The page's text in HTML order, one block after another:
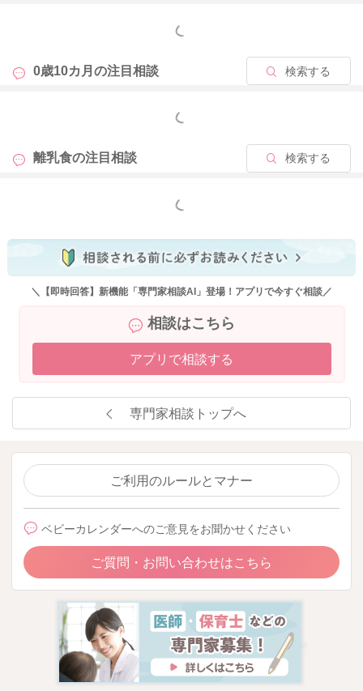
もっと見る
0歳10カ月の注目相談 検索する
もっと見る
離乳食の注目相談 検索する
もっと見る
＼【即時回答】新機能「専門家相談AI」登場！アプリで今すぐ相談／
相談はこちら
アプリで相談する
専門家相談トップへ
ご利用のルールとマナー
ベビーカレンダーへのご意見をお聞かせください
ご質問・お問い合わせはこちら